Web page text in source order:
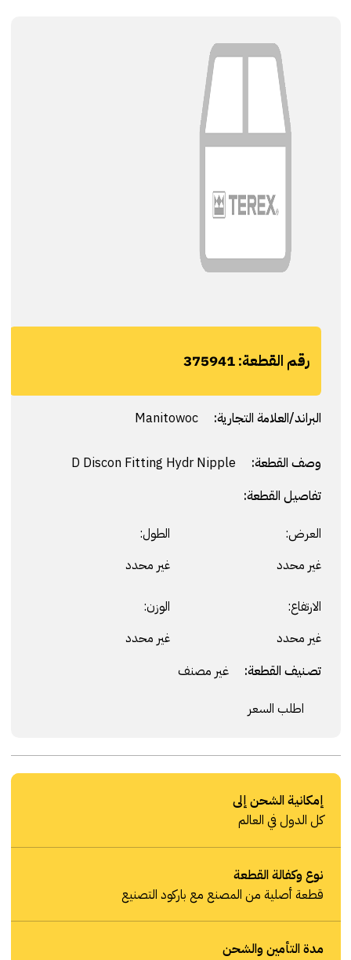
رقم القطعة:375941
البراند/العلامة التجارية: Manitowoc
وصف القطعة:
تفاصيل القطعة:
العرض:
غير محدد
الطول:
غير محدد
الارتفاع:
غير محدد
الوزن:
غير محدد
تصنيف القطعة: غير مصنف
اطلب السعر
إمكانية الشحن إلى
كل الدول في العالم
نوع وكفالة القطعة
قطعة أصلية من المصنع مع باركود التصنيع
مدة التأمين والشحن